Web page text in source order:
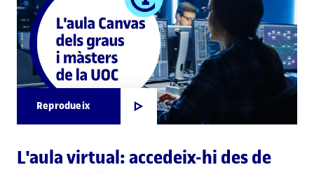
Reprodueix
L'aula virtual: accedeix-hi des de